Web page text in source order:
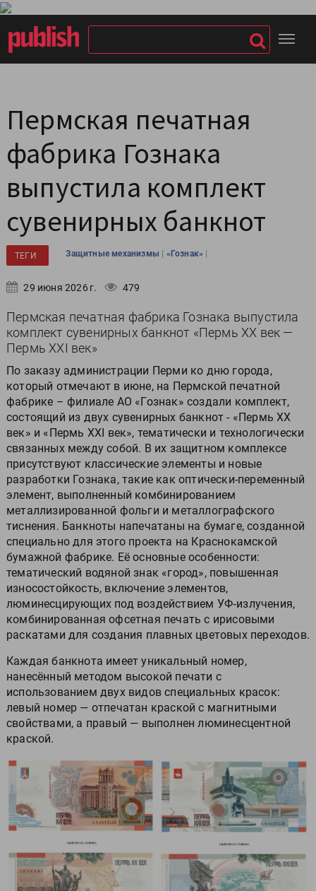
Пермская печатная
фабрика Гознака
выпустила комплект
сувенирных банкнот
ТЕГИ Защитные механизмы | «Гознак» |
29 июня 2026 г. 479
Пермская печатная фабрика Гознака выпустила
комплект сувенирных банкнот «Пермь ХХ век —
Пермь XXI век»
По заказу администрации Перми ко дню города,
который отмечают в июне, на Пермской печатной
фабрике – филиале АО «Гознак» создали комплект,
состоящий из двух сувенирных банкнот - «Пермь ХХ
век» и «Пермь ХХI век», тематически и технологически
связанных между собой. В их защитном комплексе
присутствуют классические элементы и новые
разработки Гознака, такие как оптически-переменный
элемент, выполненный комбинированием
металлизированной фольги и металлографского
тиснения. Банкноты напечатаны на бумаге, созданной
специально для этого проекта на Краснокамской
бумажной фабрике. Её основные особенности:
тематический водяной знак «город», повышенная
износостойкость, включение элементов,
люминесцирующих под воздействием УФ‑излучения,
комбинированная офсетная печать с ирисовыми
раскатами для создания плавных цветовых переходов.
Каждая банкнота имеет уникальный номер,
нанесённый методом высокой печати с
использованием двух видов специальных красок:
левый номер — отпечатан краской с магнитными
свойствами, а правый — выполнен люминесцентной
краской.